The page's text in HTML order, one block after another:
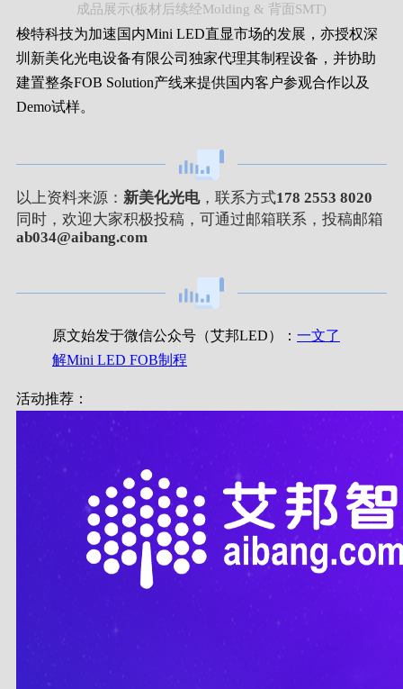
成品展示(板材后续经Molding & 背面SMT)
梭特科技为加速国内Mini LED直显市场的发展，亦授权深
圳新美化光电设备有限公司独家代理其制程设备，并协助
建置整条FOB Solution产线来提供国内客户参观合作以及
Demo试样。
以上资料来源： 新美化光电，联系方式178 2553 8020
同时，欢迎大家积极投稿，可通过邮箱联系，投稿邮箱
ab034@aibang.com
原文始发于微信公众号（艾邦LED）： 一文了
解Mini LED FOB制程
活动推荐：